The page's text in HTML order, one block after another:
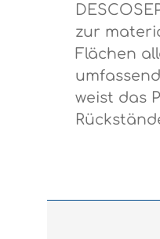
zur
Flächen
weist das